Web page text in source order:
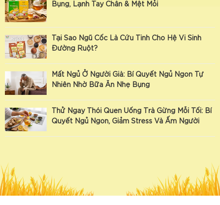
Bụng, Lạnh Tay Chân & Mệt Mỏi
Tại Sao Ngũ Cốc Là Cứu Tinh Cho Hệ Vi Sinh
Đường Ruột?
Mất Ngủ Ở Người Già: Bí Quyết Ngủ Ngon Tự
Nhiên Nhờ Bữa Ăn Nhẹ Bụng
Thử Ngay Thói Quen Uống Trà Gừng Mỗi Tối: Bí
Quyết Ngủ Ngon, Giảm Stress Và Ấm Người